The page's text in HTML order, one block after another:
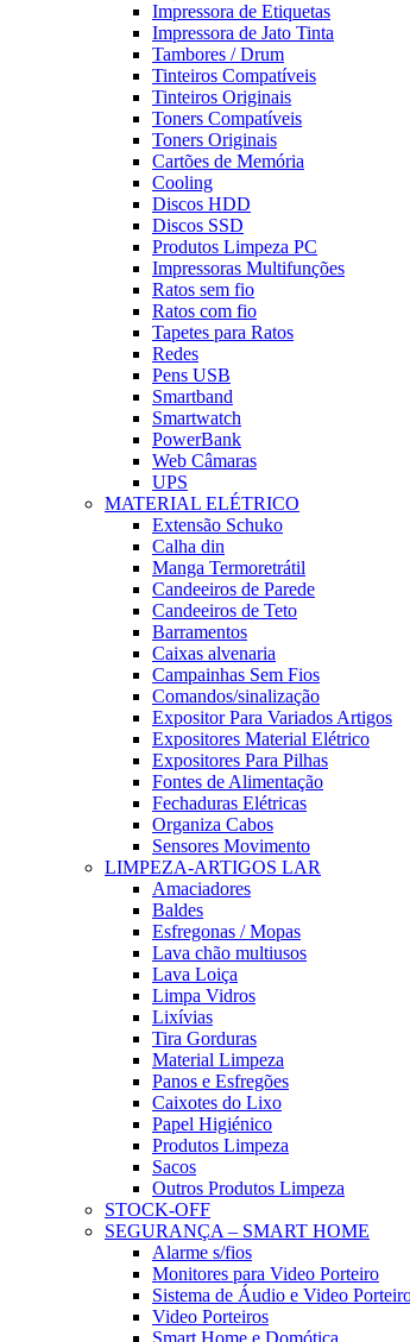
Impressora de Etiquetas
Impressora de Jato Tinta
Tambores / Drum
Tinteiros Compatíveis
Tinteiros Originais
Toners Compatíveis
Toners Originais
Cartões de Memória
Cooling
Discos HDD
Discos SSD
Produtos Limpeza PC
Impressoras Multifunções
Ratos sem fio
Ratos com fio
Tapetes para Ratos
Redes
Pens USB
Smartband
Smartwatch
PowerBank
Web Câmaras
UPS
MATERIAL ELÉTRICO
Extensão Schuko
Calha din
Manga Termoretrátil
Candeeiros de Parede
Candeeiros de Teto
Barramentos
Caixas alvenaria
Campainhas Sem Fios
Comandos/sinalização
Expositor Para Variados Artigos
Expositores Material Elétrico
Expositores Para Pilhas
Fontes de Alimentação
Fechaduras Elétricas
Organiza Cabos
Sensores Movimento
LIMPEZA-ARTIGOS LAR
Amaciadores
Baldes
Esfregonas / Mopas
Lava chão multiusos
Lava Loiça
Limpa Vidros
Lixívias
Tira Gorduras
Material Limpeza
Panos e Esfregões
Caixotes do Lixo
Papel Higiénico
Produtos Limpeza
Sacos
Outros Produtos Limpeza
STOCK-OFF
SEGURANÇA – SMART HOME
Alarme s/fios
Monitores para Video Porteiro
Sistema de Áudio e Video
Video Porteiros
Smart Home e Domótica